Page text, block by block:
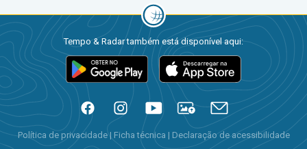
Tempo & Radar também está disponível aqui:
Política de privacidade| Ficha técnica | Declaração de acessibilidade